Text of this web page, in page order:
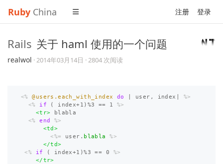
Ruby China 注册 登录
Rails 关于 haml 使用的一个问题
realwol ·2014年03月14日 · 2804 次阅读
<% @users.each_with_index do user , index
%>
<%
if ( index+1 ) %3 == 1
%>
<tr> blabla
<%
end
%>
<td>
<%=
user . blabla
%>
</td>
<%
if ( index+1 )%3 == 0
%>
</tr>